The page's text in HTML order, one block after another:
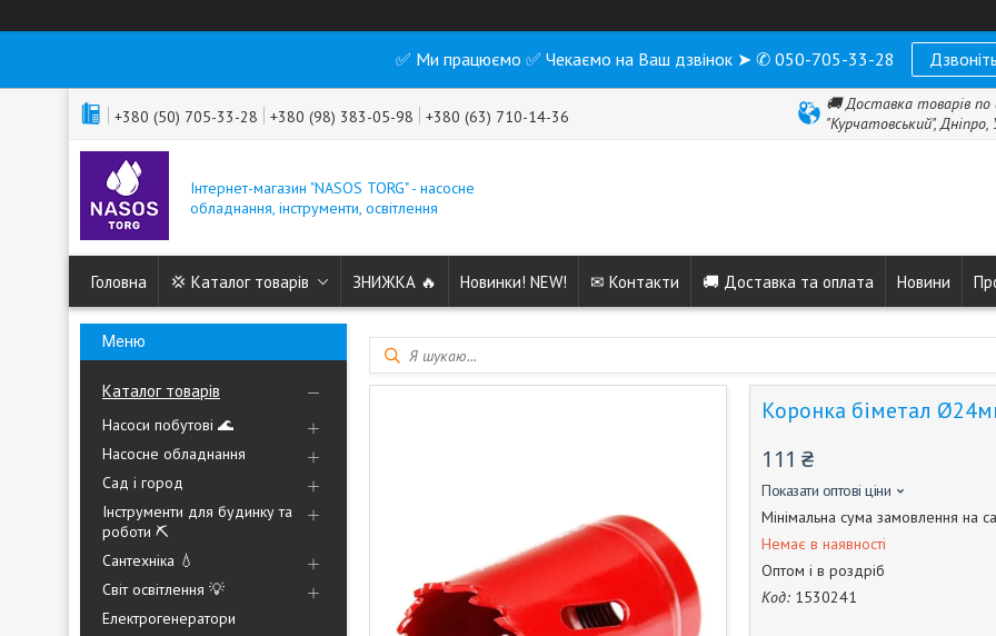
✅ Ми працюємо ✅ Чекаємо на Ваш дзвінок ➤ ✆ 050-705-33-28
+380 (50) 705-33-28 +380 (98) 383-05-98 +380 (63) 710-14-36
🚚 Доставка товарів по
"Курчатовський", Дніпро,
Інтернет-магазин "NASOS TORG" - насосне
обладнання, інструменти, освітлення
Головна 💢 Каталог товарів ЗНИЖКА 🔥 Новинки! NEW! ✉ Контакти 🚚 Доставка та оплата Новини
Каталог товарів
Насоси побутові 🌊
Насосне обладнання
Сад і город
Інструменти для будинку та
роботи ⛏️
Сантехніка 💧
Світ освітлення 💡
Електрогенератори
Коронка біметал
111 ₴
Показати оптові ціни
Мінімальна сума замовлення на
Немає в наявності
Оптом і в роздріб
Код: 1530241